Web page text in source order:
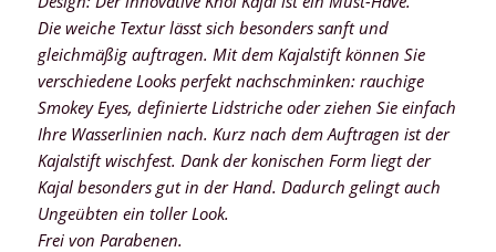
Die weiche Textur lässt sich besonders sanft und
gleichmäßig auftragen. Mit dem Kajalstift können Sie
verschiedene Looks perfekt nachschminken: rauchige
Smokey Eyes, definierte Lidstriche oder ziehen Sie einfach
Ihre Wasserlinien nach. Kurz nach dem Auftragen ist der
Kajalstift wischfest. Dank der konischen Form liegt der
Kajal besonders gut in der Hand. Dadurch gelingt auch
Ungeübten ein toller Look.
Frei von Parabenen.